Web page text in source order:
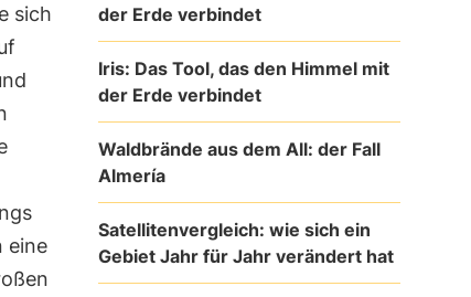
sich
eine
der Erde verbindet
Iris: Das Tool, das den Himmel mit
der Erde verbindet
Waldbrände aus dem All: der Fall
Almería
Satellitenvergleich: wie sich ein
Gebiet Jahr für Jahr verändert hat